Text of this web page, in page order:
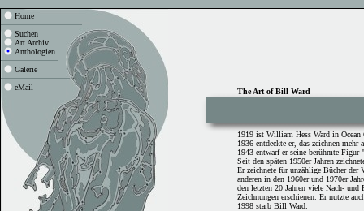
Home
Suchen
Art Archiv
Anthologien
Galerie
eMail
The Art of Bill Ward
1919 ist William Hess Ward in
1936 entdeckte er, das zeichnen mehr
1943 entwarf er seine berühmte Figur
Seit den späten 1950er Jahren
Er zeichnete für unzählige Bücher
anderen in den 1960er und 1970er
den letzten 20 Jahren viele Nach- und
Zeichnungen erschienen. Er nutzte
1998 starb Bill Ward.